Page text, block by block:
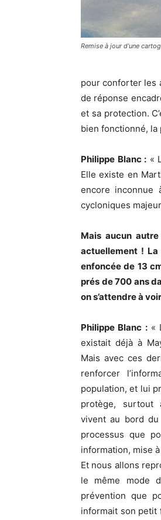
Remise à jour d’une
pour conforter les
de réponse
et sa protection.
bien fonctionné,
Philippe Blanc : «
Elle existe en
encore inconnue
cycloniques
Mais aucun
actuellement !
enfoncée de 13
prés de 700 ans
on s’attendre à
Philippe Blanc :«
existait déjà à
Mais avec ces
renforcer
population, et lui
protège, surtout
vivent au bord
processus que
information, mise
Et nous allons
le même mode
prévention que
informait son petit